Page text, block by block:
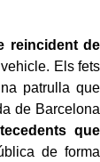
reincident de
Els fets
patrulla que
de Barcelona
que
de forma